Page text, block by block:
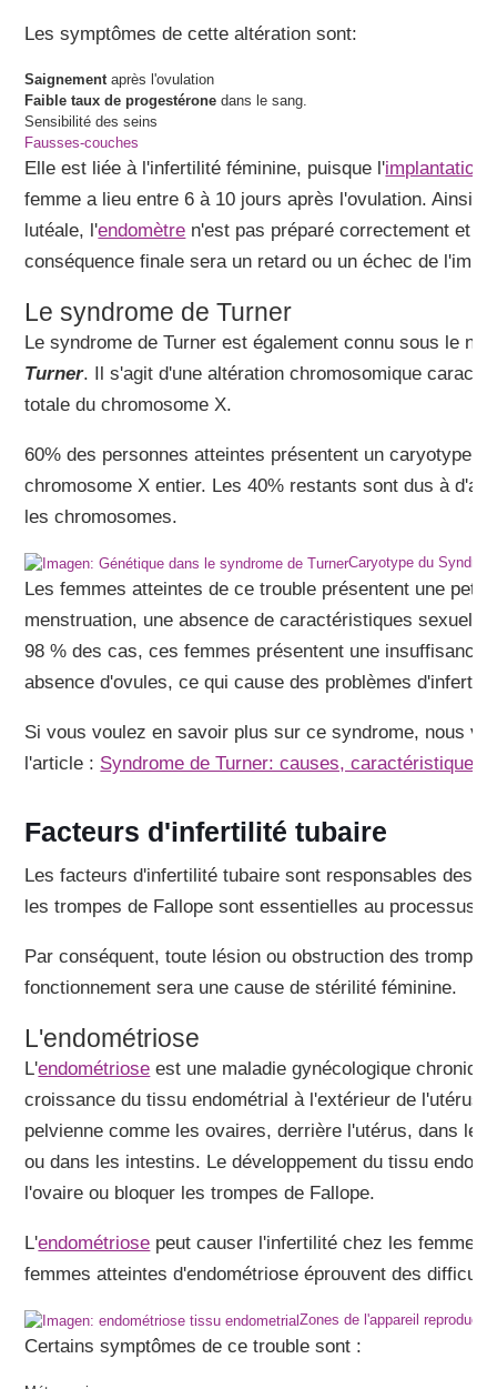
Les symptômes de cette altération sont:
Saignementaprès l'ovulation
Faible taux de progestérone dans le sang.
Sensibilité des seins
Fausses-couches
Elle est liée à l'infertilité féminine, puisque l'implantation
femme a lieu entre 6 à 10 jours après l'ovulation. Ainsi,
lutéale, l'endomètre n'est pas préparé correctement et
conséquence finale sera un retard ou un échec de
Le syndrome de Turner
Le syndrome de Turner est également connu sous le
Turner. Il s'agit d'une altération chromosomique
totale du chromosome X.
60% des personnes atteintes présentent un caryotype
chromosome X entier. Les 40% restants sont dus à
les chromosomes.
Caryotype du
Les femmes atteintes de ce trouble présentent une
menstruation, une absence de caractéristiques
98 % des cas, ces femmes présentent une insuffisance
absence d'ovules, ce qui cause des problèmes
Si vous voulez en savoir plus sur ce syndrome, nous
l'article : Syndrome de Turner: causes, caractéristiques
Facteurs d'infertilité tubaire
Les facteurs d'infertilité tubaire sont responsables des
les trompes de Fallope sont essentielles au processus
Par conséquent, toute lésion ou obstruction des
fonctionnement sera une cause de stérilité féminine.
L'endométriose
L'endométriose est une maladie gynécologique
croissance du tissu endométrial à l'extérieur de l'utérus,
pelvienne comme les ovaires, derrière l'utérus, dans
ou dans les intestins. Le développement du tissu
l'ovaire ou bloquer les trompes de Fallope.
L'endométriose peut causer l'infertilité chez les
femmes atteintes d'endométriose éprouvent des
Zones de l'appareil
Certains symptômes de ce trouble sont :